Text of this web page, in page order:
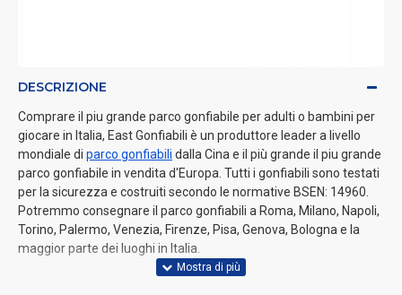
DESCRIZIONE
Comprare il piu grande parco gonfiabile per adulti o bambini per
giocare in Italia, East Gonfiabili è un produttore leader a livello
mondiale di parco gonfiabili dalla Cina e il più grande il piu grande
parco gonfiabile in vendita d'Europa. Tutti i gonfiabili sono testati
per la sicurezza e costruiti secondo le normative BSEN: 14960.
Potremmo consegnare il parco gonfiabili a Roma, Milano, Napoli,
Torino, Palermo, Venezia, Firenze, Pisa, Genova, Bologna e la
maggior parte dei luoghi in Italia.